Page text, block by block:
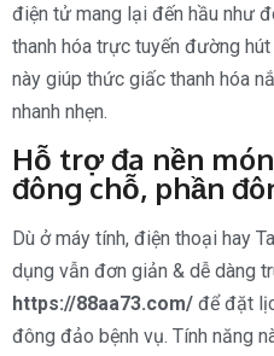
điện tử mang lại đến hầu như
thanh hóa trực tuyến đường
này giúp thức giấc thanh hóa
nhanh nhẹn.
Hỗ trợ đa nền
đông chỗ, phần
Dù ở máy tính, điện thoại hay
dụng vẫn đơn giản & dễ dàng
https://88aa73.com/ để đặt
đông đảo bệnh vụ. Tính năng